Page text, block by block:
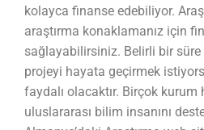
kolayca finanse edebiliyor.
araştırma konaklamanız için
sağlayabilirsiniz. Belirli bir süre
projeyi hayata geçirmek
faydalı olacaktır. Birçok kurum
uluslararası bilim insanını